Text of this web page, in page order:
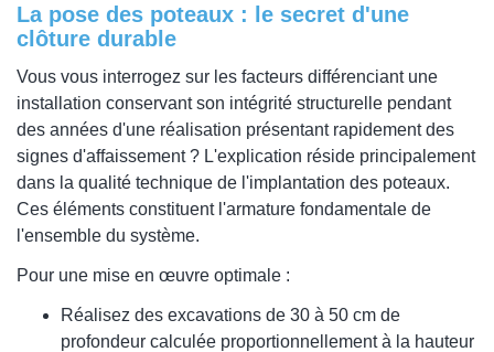
La pose des poteaux : le secret d'une
clôture durable
Vous vous interrogez sur les facteurs différenciant une
installation conservant son intégrité structurelle pendant
des années d'une réalisation présentant rapidement des
signes d'affaissement ? L'explication réside principalement
dans la qualité technique de l'implantation des poteaux.
Ces éléments constituent l'armature fondamentale de
l'ensemble du système.
Pour une mise en œuvre optimale :
Réalisez des excavations de 30 à 50 cm de
profondeur calculée proportionnellement à la hauteur